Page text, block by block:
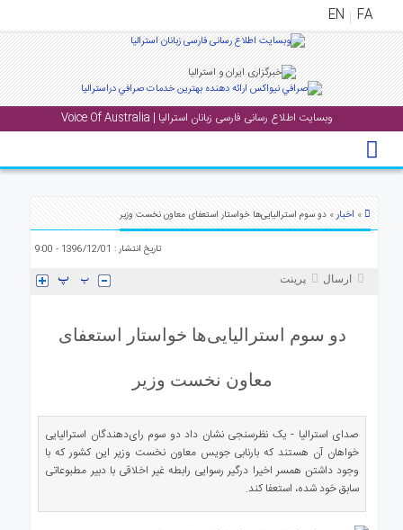
FA
EN
وبسایت اطلاع رسانی فارسی زبانان استرالیا | Voice Of Australia
منوی
اصلی
درباره
» اخبار» دو سوم استرالیایی‌ها خواستار استعفای معاون نخست وزیر
تاریخ انتشار : 1396/12/01 - 9:00
ارسال پرینت
دو سوم استرالیایی‌ها خواستار استعفای
معاون نخست وزیر
صدای استرالیا - یک نظرسنجی نشان داد دو سوم رای‌دهندگان استرالیایی
خواهان آن هستند که بارنابی جویس معاون نخست وزیر این کشور که با
وجود داشتن همسر اخیرا درگیر رسوایی رابطه غیر اخلاقی با دبیر مطبوعاتی
سابق خود شده، استعفا کند.